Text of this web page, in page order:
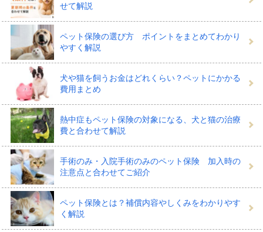
診時に治療費の全額を立て替えなくてもよいしくみにな
っています。
獣医師さんに健康相談できるサービ
スで日常の心配にも備えられる
ペットの健康や心配事の相談をできる獣医師相談サービ
スや、犬やネコのうんちを採取して腸内の健康状態をチ
ェックしたり、健康診断をしたりできる便利なサービス
がついたペット保険もあります。
せて解説
ペット保険の選び方 ポイントをまとめてわかり
やすく解説
犬や猫を飼うお金はどれくらい？ペットにかかる
費用まとめ
熱中症もペット保険の対象になる、犬と猫の治療
費と合わせて解説
手術のみ・入院手術のみのペット保険 加入時の
注意点と合わせてご紹介
ペット保険とは？補償内容やしくみをわかりやす
く解説